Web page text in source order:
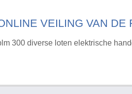
VEILING VAN DE
300 diverse loten elektrische